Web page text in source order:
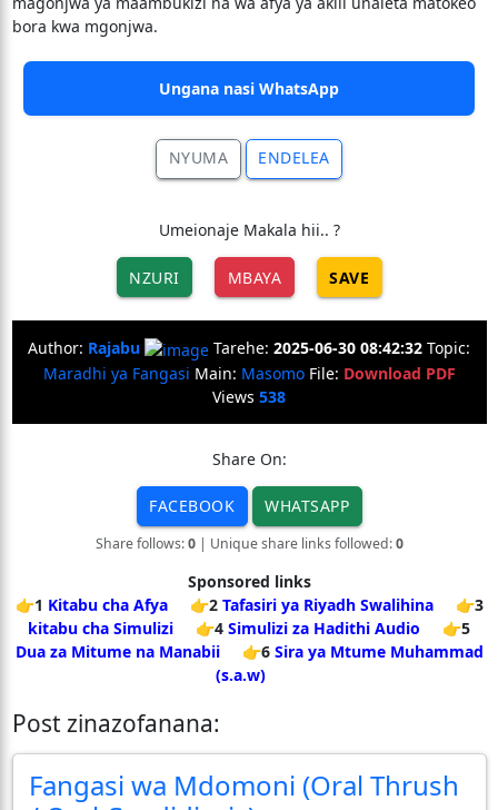
bora kwa mgonjwa.
Ungana nasi WhatsApp
NYUMA ENDELEA
Umeionaje Makala hii.. ?
NZURI MBAYA SAVE
Author: Rajabu Tarehe: 2025-06-30 08:42:32 Topic:
Maradhi ya Fangasi Main: MasomoFile: Download PDF
Views 538
Share On:
FACEBOOK WHATSAPP
Share follows:0| Unique share links followed:0
Sponsored links
👉1 Kitabu cha Afya 👉2 Tafasiri ya Riyadh Swalihina
👉3
kitabu cha Simulizi
👉4 Simulizi za Hadithi Audio
👉5
Dua za Mitume na Manabii
👉6 Sira ya Mtume Muhammad
(s.a.w)
Post zinazofanana:
Fangasi wa Mdomoni (Oral Thrush